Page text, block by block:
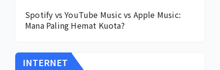
Spotify vs YouTube Music vs Apple Music:
Mana Paling Hemat Kuota?
INTERNET